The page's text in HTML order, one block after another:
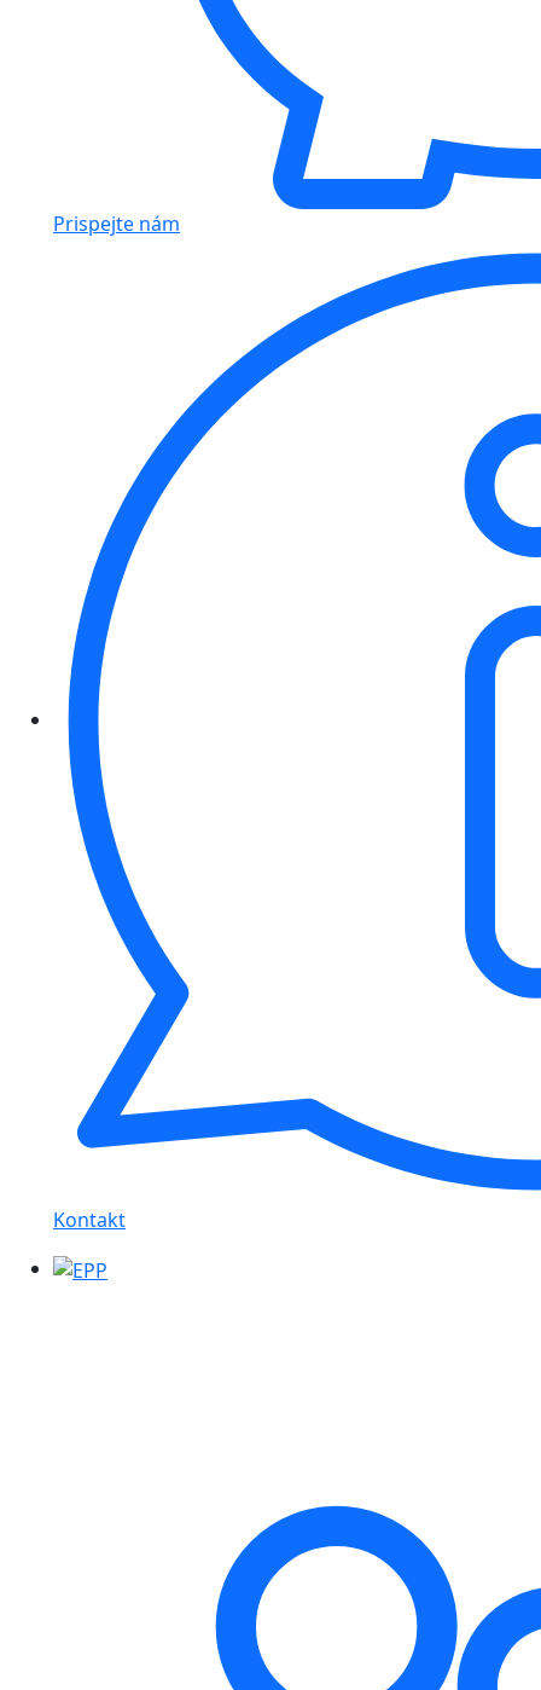
Prispejte nám
Kontakt